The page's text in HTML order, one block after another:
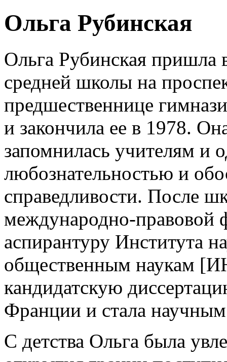
Ольга Рубинская
Ольга Рубинская пришла
средней школы на
предшественнице
и закончила ее в 1978.
запомнилась учителям и
любознательностью и
справедливости. После
международно-
аспирантуру Института
общественным наукам
кандидатскую
Франции и стала
С детства Ольга была